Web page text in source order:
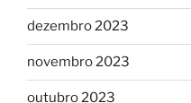
dezembro 2023
novembro 2023
outubro 2023